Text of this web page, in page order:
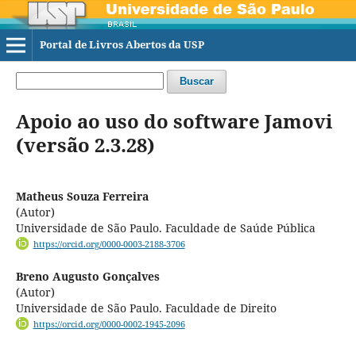
Portal de Livros Abertos da USP
Buscar
Apoio ao uso do software Jamovi
(versão 2.3.28)
Matheus Souza Ferreira
(Autor)
Universidade de São Paulo. Faculdade de Saúde Pública
https://orcid.org/0000-0003-2188-3706
Breno Augusto Gonçalves
(Autor)
Universidade de São Paulo. Faculdade de Direito
https://orcid.org/0000-0002-1945-2096